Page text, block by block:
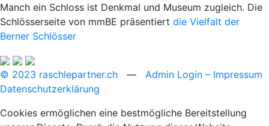
Manch ein Schloss ist Denkmal und Museum zugleich. Die
Schlösserseite von mmBE präsentiert die Vielfalt der
Berner Schlösser
© 2023 raschlepartner.ch — Admin Login – Impressum
Datenschutzerklärung
Cookies ermöglichen eine bestmögliche Bereitstellung